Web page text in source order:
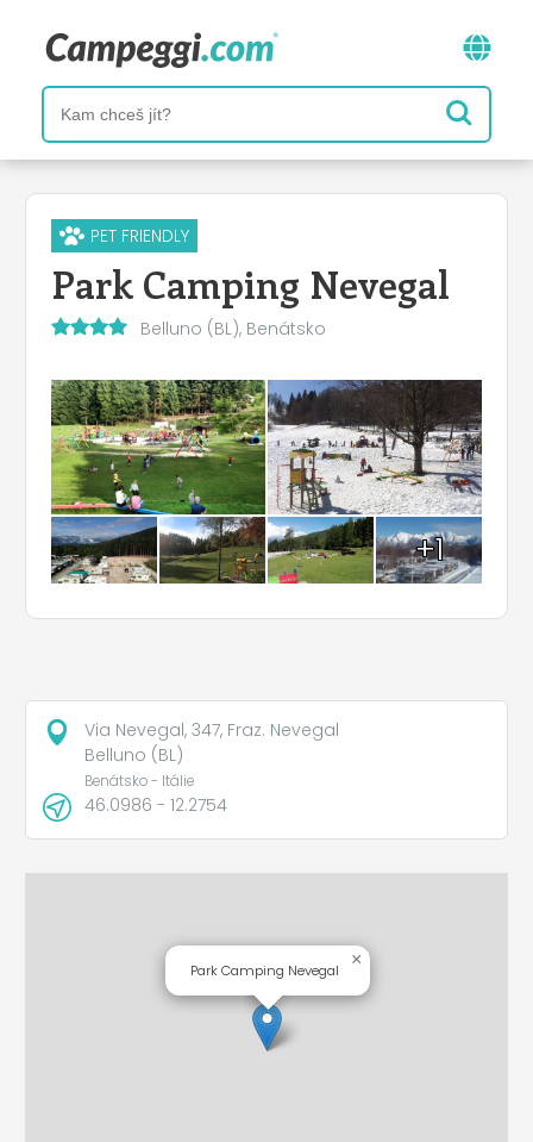
PET FRIENDLY
Park Camping Nevegal
Belluno (BL), Benátsko
+1
Via Nevegal, 347, Fraz. Nevegal
Belluno (BL)
Benátsko - Itálie
46.0986 - 12.2754
Park Camping Nevegal
×